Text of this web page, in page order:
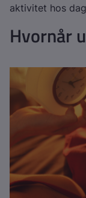
aktivitet hos
Hvornår